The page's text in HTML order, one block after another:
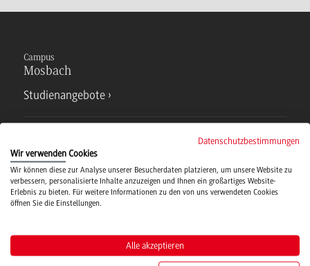
Campus
Mosbach
Studienangebote
Campusmensa
Datenschutzbestimmungen
Wir verwenden Cookies
Wir können diese zur Analyse unserer Besucherdaten platzieren, um unsere Website zu
verbessern, personalisierte Inhalte anzuzeigen und Ihnen ein großartiges Website-
Erlebnis zu bieten. Für weitere Informationen zu den von uns verwendeten Cookies
öffnen Sie die Einstellungen.
Alle akzeptieren